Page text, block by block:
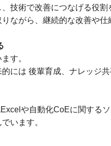
技術で改善につなげる役割
ながら、継続的な改善や仕
す。
には 後輩育成、ナレッジ
や自動化CoEに関する
います。